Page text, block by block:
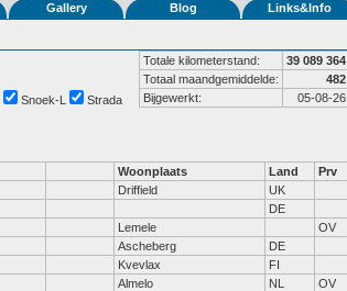
Gallery Blog Links&Info
Totale kilometerstand:
39 089 364
Totaal maandgemiddelde:
482
Bijgewerkt:
05-08-26
Snoek-L Strada
Woonplaats Land
Prv
Driffield
UK
DE
Lemele
OV
Ascheberg
DE
Kvevlax
FI
Almelo NL
OV